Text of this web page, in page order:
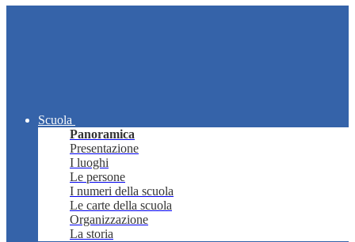
Scuola
Panoramica
Presentazione
I luoghi
Le persone
I numeri della scuola
Le carte della scuola
Organizzazione
La storia